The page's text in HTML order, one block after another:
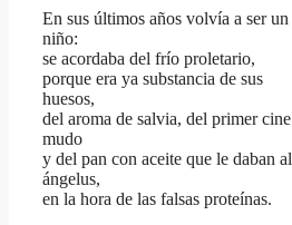
En sus últimos años volvía a ser un
niño:
se acordaba del frío proletario,
porque era ya substancia de sus
huesos,
del aroma de salvia, del primer cine
mudo
y del pan con aceite que le daban al
ángelus,
en la hora de las falsas proteínas.